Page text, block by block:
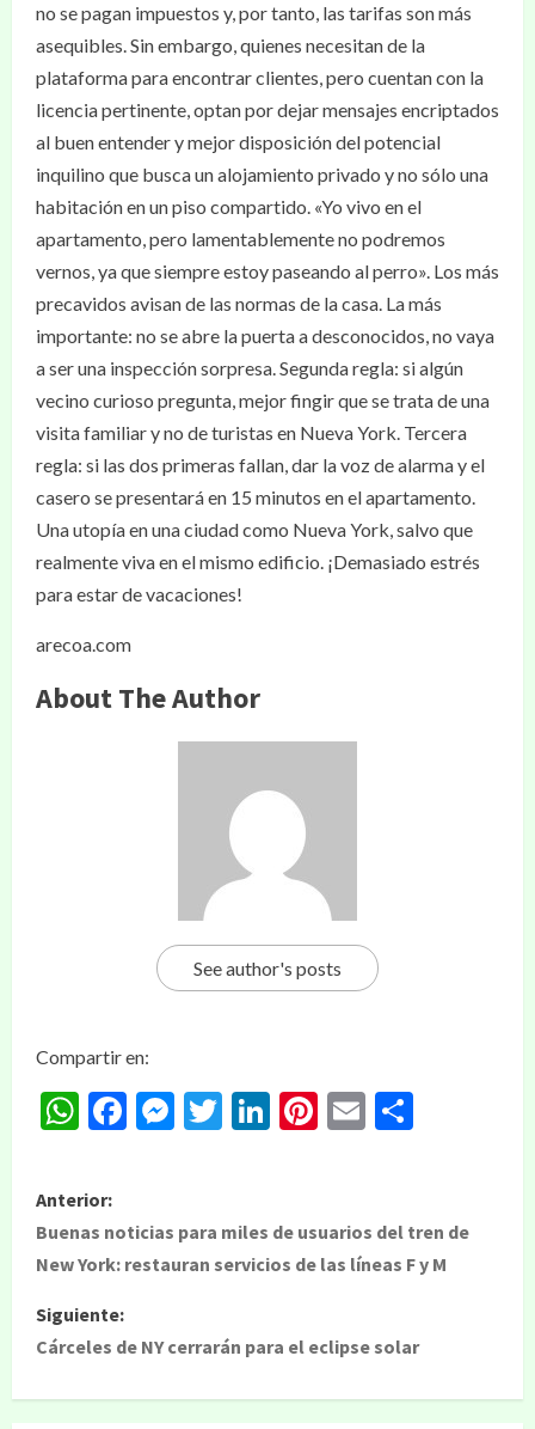
no se pagan impuestos y, por tanto, las tarifas son más
asequibles. Sin embargo, quienes necesitan de la
plataforma para encontrar clientes, pero cuentan con la
licencia pertinente, optan por dejar mensajes encriptados
al buen entender y mejor disposición del potencial
inquilino que busca un alojamiento privado y no sólo una
habitación en un piso compartido. «Yo vivo en el
apartamento, pero lamentablemente no podremos
vernos, ya que siempre estoy paseando al perro». Los más
precavidos avisan de las normas de la casa. La más
importante: no se abre la puerta a desconocidos, no vaya
a ser una inspección sorpresa. Segunda regla: si algún
vecino curioso pregunta, mejor fingir que se trata de una
visita familiar y no de turistas en Nueva York. Tercera
regla: si las dos primeras fallan, dar la voz de alarma y el
casero se presentará en 15 minutos en el apartamento.
Una utopía en una ciudad como Nueva York, salvo que
realmente viva en el mismo edificio. ¡Demasiado estrés
para estar de vacaciones!
arecoa.com
About The Author
See author's posts
Compartir en:
WhatsApp
Facebook
Messenger
Twitter
LinkedIn
Pinterest
Email
Anterior:
Buenas noticias para miles de usuarios del tren de
New York: restauran servicios de las líneas F y M
Siguiente:
Cárceles de NY cerrarán para el eclipse solar